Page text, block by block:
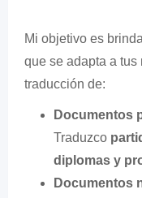
Mi objetivo es
que se adapta a
traducción de:
Documentos
Traduzco
diplomas y
Documentos